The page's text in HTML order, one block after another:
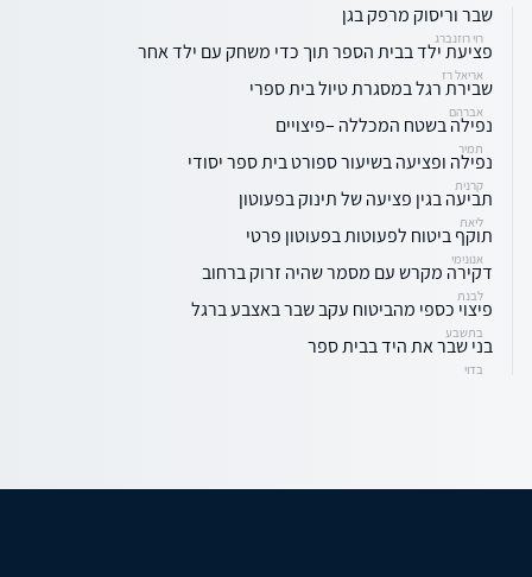
שבר וריסוק מרפק בגן
רוי רוזנברג
פציעת ילד בבית הספר תוך כדי משחק עם ילד אחר
אריאל רז
שבירת רגל במסגרת טיול בית ספרי
אברהם
נפילה בשטח המכללה –פיצויים
תמיר
נפילה ופציעה בשיעור ספורט בית ספר יסודי
קרנית
תביעה בגין פציעה של תינוק בפעוטון
ליאת
תוקף ביטוח לפעוטות בפעוטון פרטי
אנונימי
דקירה מקרש עם מסמר שהיה זרוק ברחוב
לבנת
פיצוי כספי מהביטוח עקב שבר באצבע ברגל
בתשבע
בני שבר את היד בבית ספר
בדוי